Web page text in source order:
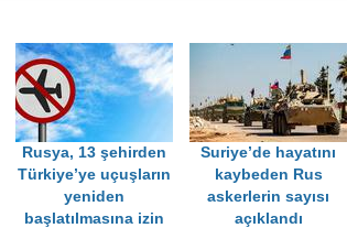
Rusya, 13 şehirden
Türkiye’ye uçuşların
yeniden
başlatılmasına izin
Suriye’de hayatını
kaybeden Rus
askerlerin sayısı
açıklandı